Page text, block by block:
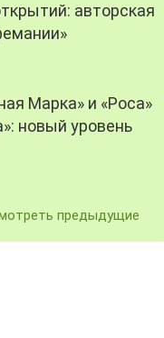
авторская
Марка» и «Роса»
новый уровень
предыдущие